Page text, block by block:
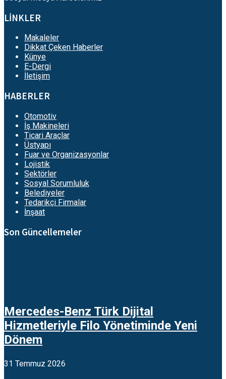
LİNKLER
Makaleler
Dikkat Çeken Haberler
Künye
E-Dergi
İletişim
HABERLER
Otomotiv
İş Makineleri
Ticari Araçlar
Üstyapı
Fuar ve Organizasyonlar
Lojistik
Sektörler
Sosyal Sorumluluk
Belediyeler
Tedarikçi Firmalar
İnşaat
Son Güncellemeler
Mercedes-Benz Türk Dijital
Hizmetleriyle Filo Yönetiminde Yeni
Dönem
31 Temmuz 2026